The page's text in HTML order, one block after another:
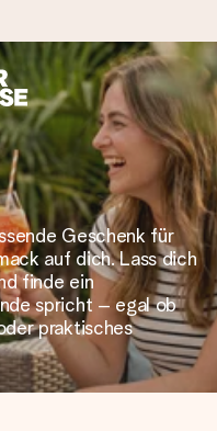
verschickt
vor und schicken es
richtigen Zeitpunkt
zählt.
Bewertungen)
bewerten uns mit
aller Länder, in
Geschenk für
auf dich. Lass dich
finde ein
spricht – egal ob
praktisches